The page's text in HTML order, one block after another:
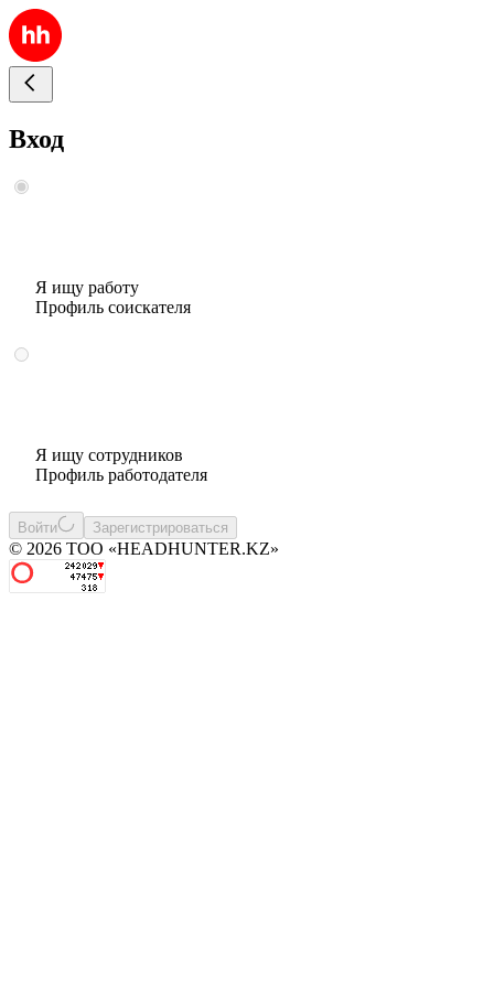
Вход
Я ищу работу
Профиль соискателя
Я ищу сотрудников
Профиль работодателя
Войти Зарегистрироваться
© 2026 ТОО «HEADHUNTER.KZ»